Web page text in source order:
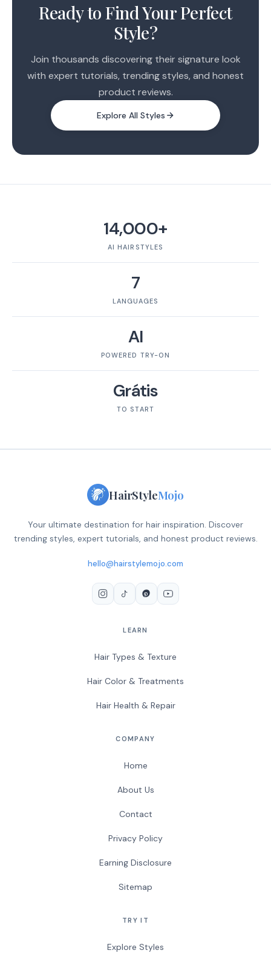
Ready to Find Your Perfect
Style?
Join thousands discovering their signature look
with expert tutorials, trending styles, and honest
product reviews.
Explore All Styles
14,000+
AI HAIRSTYLES
7
LANGUAGES
AI
POWERED TRY-ON
Grátis
TO START
HairStyleMojo
Your ultimate destination for hair inspiration. Discover
trending styles, expert tutorials, and honest product reviews.
hello@hairstylemojo.com
LEARN
Hair Types & Texture
Hair Color & Treatments
Hair Health & Repair
COMPANY
Home
About Us
Contact
Privacy Policy
Earning Disclosure
Sitemap
TRY IT
Explore Styles